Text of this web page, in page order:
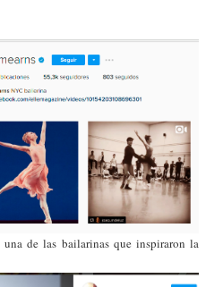
de las bailarinas que inspiraron la